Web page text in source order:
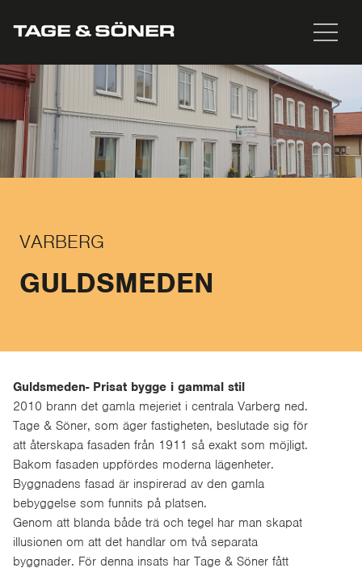
VARBERG
GULDSMEDEN
Guldsmeden- Prisat bygge i gammal stil
2010 brann det gamla mejeriet i centrala Varberg ned.
Tage & Söner, som äger fastigheten, beslutade sig för
att återskapa fasaden från 1911 så exakt som möjligt.
Bakom fasaden uppfördes moderna lägenheter.
Byggnadens fasad är inspirerad av den gamla
bebyggelse som funnits på platsen.
Genom att blanda både trä och tegel har man skapat
illusionen om att det handlar om två separata
byggnader. För denna insats har Tage & Söner fått